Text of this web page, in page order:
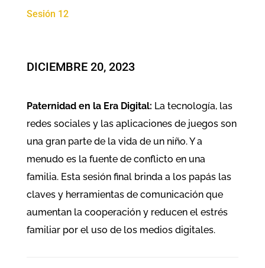
Sesión 12
DICIEMBRE 20, 2023
Paternidad en la Era Digital: La tecnología, las
redes sociales y las aplicaciones de juegos son
una gran parte de la vida de un niño. Y a
menudo es la fuente de conflicto en una
familia. Esta sesión final brinda a los papás las
claves y herramientas de comunicación que
aumentan la cooperación y reducen el estrés
familiar por el uso de los medios digitales.